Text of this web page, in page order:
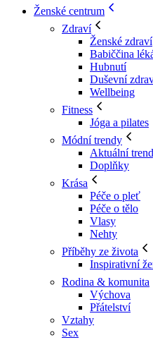
Ženské centrum
Zdraví
Ženské zdraví
Babiččina
Hubnutí
Duševní
Wellbeing
Fitness
Jóga a pilates
Módní trendy
Aktuální
Doplňky
Krása
Péče o pleť
Péče o tělo
Vlasy
Nehty
Příběhy ze života
Inspirativní
Rodina & komunita
Výchova
Přátelství
Vztahy
Sex